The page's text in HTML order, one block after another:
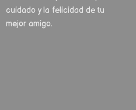
cuidado y la felicidad de tu
mejor amigo.